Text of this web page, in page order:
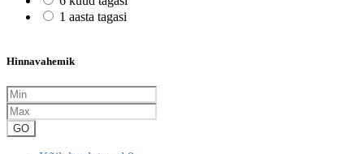
1 aasta tagasi
Hinnavahemik
GO